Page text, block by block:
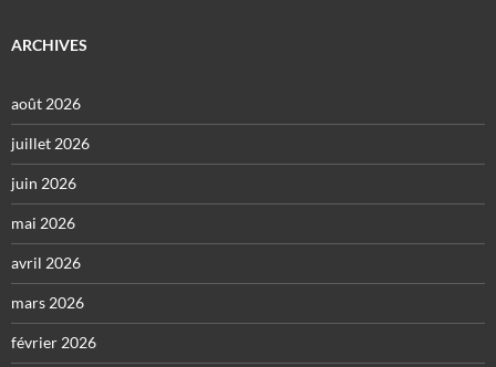
ARCHIVES
août 2026
juillet 2026
juin 2026
mai 2026
avril 2026
mars 2026
février 2026